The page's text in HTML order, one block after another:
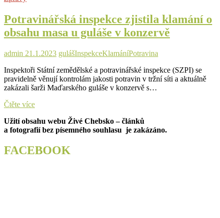
v
hlávkovém
zelí
dovozu
Potravinářská inspekce zjistila klamání o
obsahu masa u guláše v konzervě
admin 21.1.2023 gulášInspekceKlamáníPotravina
Inspektoři Státní zemědělské a potravinářské inspekce (SZPI) se
pravidelně věnují kontrolám jakosti potravin v tržní síti a aktuálně
zakázali šarži Maďarského guláše v konzervě s…
Čtěte vícePotravinářská
zjistila
klamání
obsahu
masa
Užití obsahu webu Živé Chebsko – článků
a fotografií bez písemného souhlasu je zakázáno.
FACEBOOK